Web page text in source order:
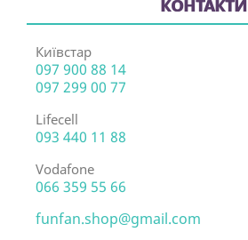
КОНТАКТИ
Київстар
097 900 88 14
097 299 00 77
Lifecell
093 440 11 88
Vodafone
066 359 55 66
funfan.shop@gmail.com